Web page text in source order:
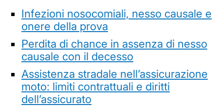
Infezioni nosocomiali, nesso causale e
onere della prova
Perdita di chance in assenza di nesso
causale con il decesso
Assistenza stradale nell’assicurazione
moto: limiti contrattuali e diritti
dell’assicurato